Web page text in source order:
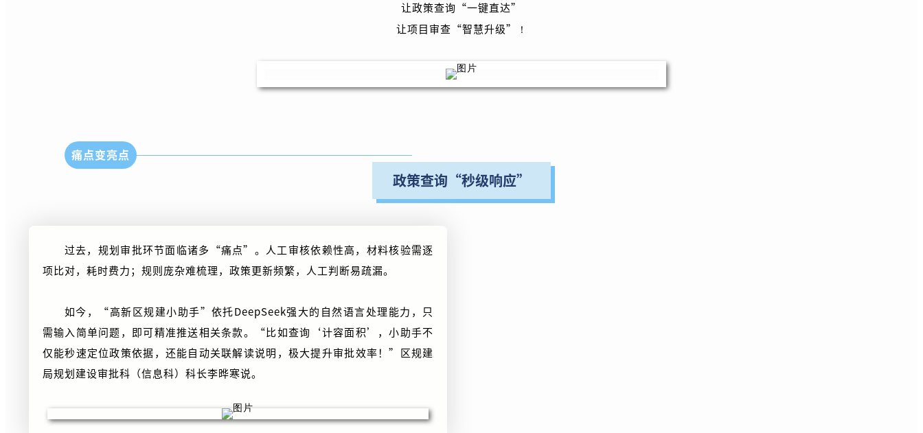
让政策查询“一键直达”
让项目审查“智慧升级”
！
痛点变亮点
政策查询“秒级响应”
过去，规划审批环节面临诸多“痛点”。人工审核依赖性高，材料核验需逐
项比对，耗时费力；规则庞杂难梳理，政策更新频繁，人工判断易疏漏。
如今，“高新区规建小助手”依托DeepSeek强大的自然语言处理能力，只
需输入简单问题，即可精准推送相关条款。“比如查询‘计容面积’，小助手不
仅能秒速定位政策依据，还能自动关联解读说明，极大提升审批效率！”区规建
局规划建设审批科（信息科）科长李晔寒说。